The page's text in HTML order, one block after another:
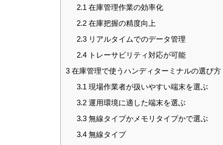
2.1 在庫管理作業の効率化
2.2 在庫把握の精度向上
2.3 リアルタイムでのデータ管理
2.4 トレーサビリティ対応が可能
3 在庫管理で使うハンディターミナルの選び方
3.1 現場作業者が扱いやすい端末を選ぶ
3.2 運用環境に適した端末を選ぶ
3.3 無線タイプかメモリタイプかで選ぶ
3.4 無線タイプ